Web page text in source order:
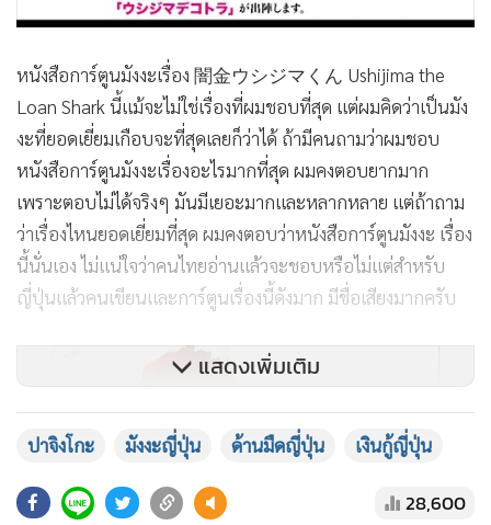
หนังสือการ์ตูนมังงะเรื่อง 闇金ウシジマくん Ushijima the
Loan Shark นี้แม้จะไม่ใช่เรื่องที่ผมชอบที่สุด แต่ผมคิดว่าเป็นมัง
งะที่ยอดเยี่ยมเกือบจะที่สุดเลยก็ว่าได้ ถ้ามีคนถามว่าผมชอบ
หนังสือการ์ตูนมังงะเรื่องอะไรมากที่สุด ผมคงตอบยากมาก
เพราะตอบไม่ได้จริงๆ มันมีเยอะมากและหลากหลาย แต่ถ้าถาม
ว่าเรื่องไหนยอดเยี่ยมที่สุด ผมคงตอบว่าหนังสือการ์ตูนมังงะ เรื่อง
นี้นั่นเอง ไม่แน่ใจว่าคนไทยอ่านแล้วจะชอบหรือไม่แต่สำหรับ
ญี่ปุ่นแล้วคนเขียนและการ์ตูนเรื่องนี้ดังมาก มีชื่อเสียงมากครับ
แสดงเพิ่มเติม
ปาจิงโกะ มังงะญี่ปุ่น ด้านมืดญี่ปุ่น เงินกู้ญี่ปุ่น
28,600